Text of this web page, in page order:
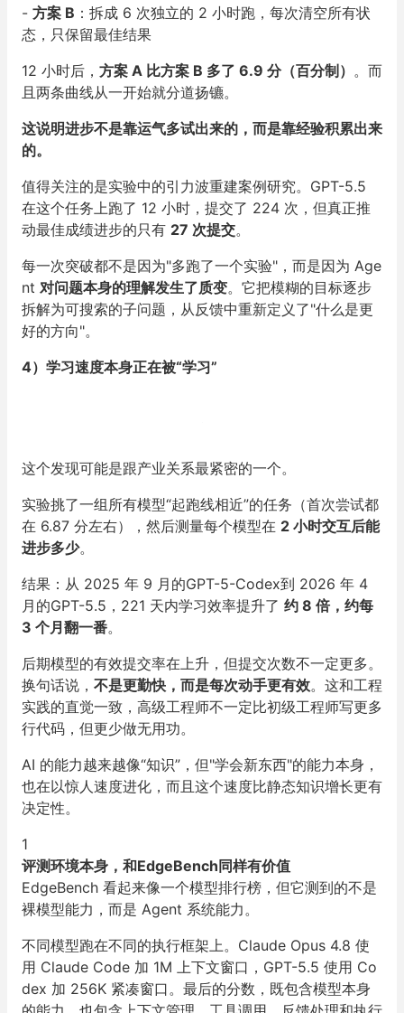
- 方案 B ：拆成 6 次独立的 2 小时跑，每次清空所有状
态，只保留最佳结果
12 小时后， 方案 A 比方案 B 多了 6.9 分（百分制） 。而
且两条曲线从一开始就分道扬镳。
这说明进步不是靠运气多试出来的，而是靠经验积累出来
的。
值得关注的是实验中的引力波重建案例研究。GPT-5.5
在这个任务上跑了 12 小时，提交了 224 次，但真正推
动最佳成绩进步的只有 27 次提交。
每一次突破都不是因为"多跑了一个实验"，而是因为 Age
nt 对问题本身的理解发生了质变。它把模糊的目标逐步
拆解为可搜索的子问题，从反馈中重新定义了"什么是更
好的方向"。
4）学习速度本身正在被“学习”
这个发现可能是跟产业关系最紧密的一个。
实验挑了一组所有模型“起跑线相近”的任务（首次尝试都
在 6.87 分左右），然后测量每个模型在 2 小时交互后能
进步多少。
结果：从 2025 年 9 月的GPT-5-Codex到 2026 年 4
月的GPT-5.5，221 天内学习效率提升了 约 8 倍，约每
3 个月翻一番。
后期模型的有效提交率在上升，但提交次数不一定更多。
换句话说， 不是更勤快，而是每次动手更有效。这和工程
实践的直觉一致，高级工程师不一定比初级工程师写更多
行代码，但更少做无用功。
AI 的能力越来越像“知识”，但"学会新东西"的能力本身，
也在以惊人速度进化，而且这个速度比静态知识增长更有
决定性。
1
评测环境本身，和EdgeBench同样有价值
EdgeBench 看起来像一个模型排行榜，但它测到的不是
裸模型能力，而是 Agent 系统能力。
不同模型跑在不同的执行框架上。Claude Opus 4.8 使
用 Claude Code 加 1M 上下文窗口，GPT-5.5 使用 Co
dex 加 256K 紧凑窗口。最后的分数，既包含模型本身